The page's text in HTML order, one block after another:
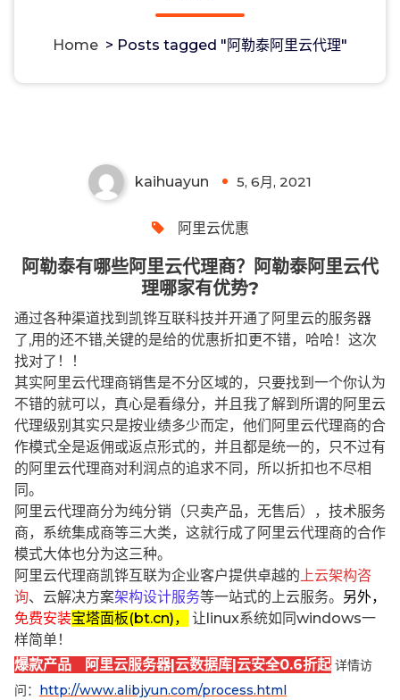
Home > Posts tagged "阿勒泰阿里云代理"
kaihuayun 5, 6月, 2021
阿里云优惠
阿勒泰有哪些阿里云代理商？阿勒泰阿里云代
理哪家有优势?
通过各种渠道找到凯铧互联科技并开通了阿里云的服务器
了,用的还不错,关键的是给的优惠折扣更不错，哈哈！这次
找对了！！
其实阿里云代理商销售是不分区域的，只要找到一个你认为
不错的就可以，真心是看缘分，并且我了解到所谓的阿里云
代理级别其实只是按业绩多少而定，他们阿里云代理商的合
作模式全是返佣或返点形式的，并且都是统一的，只不过有
的阿里云代理商对利润点的追求不同，所以折扣也不尽相
同。
阿里云代理商分为纯分销（只卖产品，无售后），技术服务
商，系统集成商等三大类，这就行成了阿里云代理商的合作
模式大体也分为这三种。
阿里云代理商凯铧互联为企业客户提供卓越的 上云架构咨
询、云解决方案架构设计服务等一站式的上云服务。 另外，
免费安装宝塔面板(bt.cn)，
让linux系统如同windows一
样简单！
爆款产品 阿里云服务器|云数据库|云安全0.6折起 详情访
问： http://www.alibjyun.com/process.html